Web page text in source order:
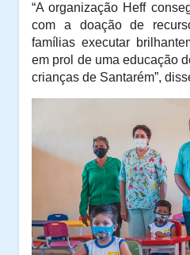
“A organização Heff
com a doação de
famílias executar
em prol de uma educação
crianças de Santarém”,